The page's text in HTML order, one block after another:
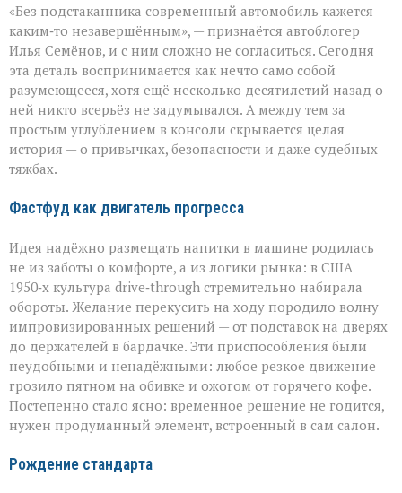
незаметный
герой
автомобильного
салона
«Без подстаканника современный автомобиль кажется
каким‑то незавершённым», — признаётся автоблогер
Илья Семёнов, и с ним сложно не согласиться. Сегодня
эта деталь воспринимается как нечто само собой
разумеющееся, хотя ещё несколько десятилетий назад о
ней никто всерьёз не задумывался. А между тем за
простым углублением в консоли скрывается целая
история — о привычках, безопасности и даже судебных
тяжбах.
Фастфуд как двигатель прогресса
Идея надёжно размещать напитки в машине родилась
не из заботы о комфорте, а из логики рынка: в США
1950‑х культура drive‑through стремительно набирала
обороты. Желание перекусить на ходу породило волну
импровизированных решений — от подставок на дверях
до держателей в бардачке. Эти приспособления были
неудобными и ненадёжными: любое резкое движение
грозило пятном на обивке и ожогом от горячего кофе.
Постепенно стало ясно: временное решение не годится,
нужен продуманный элемент, встроенный в сам салон.
Рождение стандарта